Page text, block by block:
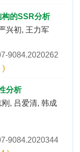
的SSR分析
兴初, 王力军
9084.2020262
)
分析
, 吕爱清, 韩成
9084.2020344